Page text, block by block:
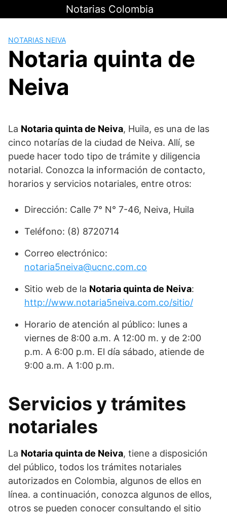
al
Notarias Colombia
NOTARIAS NEIVA
Notaria quinta de
Neiva
La Notaria quinta de Neiva, Huila, es una de las
cinco notarías de la ciudad de Neiva. Allí, se
puede hacer todo tipo de trámite y diligencia
notarial. Conozca la información de contacto,
horarios y servicios notariales, entre otros:
Dirección: Calle 7° N° 7-46, Neiva, Huila
Teléfono: (8) 8720714
Correo electrónico:
notaria5neiva@ucnc.com.co
Sitio web de la Notaria quinta de Neiva:
http://www.notaria5neiva.com.co/sitio/
Horario de atención al público: lunes a
viernes de 8:00 a.m. A 12:00 m. y de 2:00
p.m. A 6:00 p.m. El día sábado, atiende de
9:00 a.m. A 1:00 p.m.
Servicios y trámites
notariales
La Notaria quinta de Neiva, tiene a disposición
del público, todos los trámites notariales
autorizados en Colombia, algunos de ellos en
línea. a continuación, conozca algunos de ellos,
otros se pueden conocer consultando el sitio